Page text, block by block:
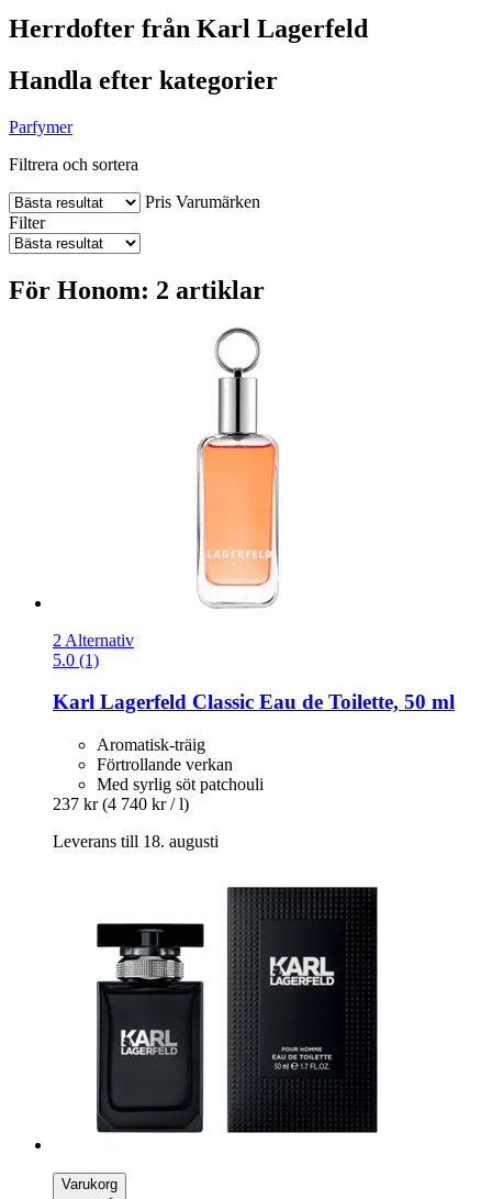
Herrdofter från Karl Lagerfeld
Handla efter kategorier
Parfymer
Filtrera och sortera
Pris Varumärken
Filter
För Honom: 2 artiklar
2 Alternativ
5.0 (1)
Karl Lagerfeld Classic Eau de Toilette, 50 ml
Aromatisk-träig
Förtrollande verkan
Med syrlig söt patchouli
237 kr (4 740 kr / l)
Leverans till 18. augusti
Varukorg